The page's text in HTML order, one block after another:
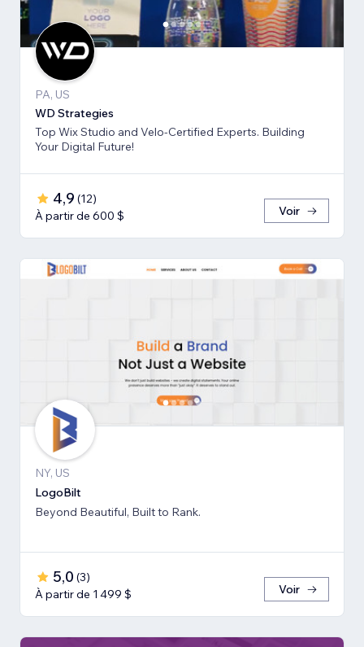
PA, US
WD Strategies
Top Wix Studio and Velo-Certified Experts. Building
Your Digital Future!
4,9 (12)
À partir de 600 $
Voir
NY, US
LogoBilt
Beyond Beautiful, Built to Rank.
5,0 (3)
À partir de 1 499 $
Voir